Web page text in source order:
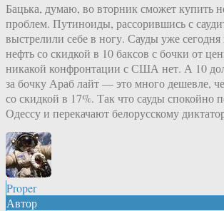
Бацька, думаю, во вторник сможет купить
проблем. Путиноиды, рассорившись с
выстрелили себе в ногу. Сауды уже
нефть со скидкой в 10 баксов с бочки от
никакой конфронтации с США нет. А 10
за бочку Араб лайт — это много дешевле,
со скидкой в 17%. Так что сауды спокойно
Одессу и перекачают белорусскому
Proper
Автор